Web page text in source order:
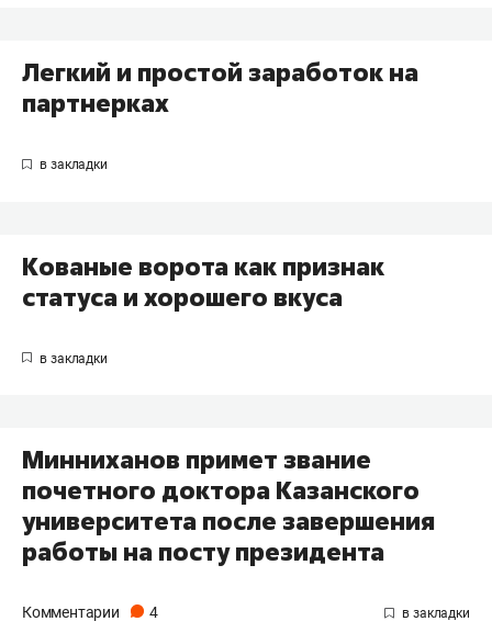
Легкий и простой заработок на
партнерках
Кованые ворота как признак
статуса и хорошего вкуса
Минниханов примет звание
почетного доктора Казанского
университета после завершения
работы на посту президента
Комментарии 4